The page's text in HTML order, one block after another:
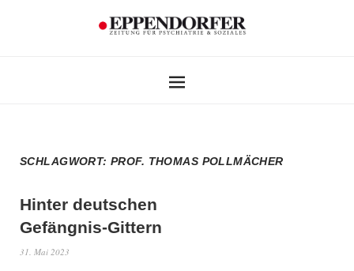
SCHLAGWORT:PROF. THOMAS POLLMÄCHER
Hinter deutschen
Gefängnis-Gittern
31. Mai 2023